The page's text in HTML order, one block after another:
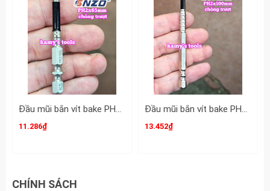
Đầu mũi bắn vít bake PH2 dài 65mm chống trượt SNZO SO-52206 (bán lẻ 1 cây)
11.286₫
Đầu mũi bắn vít bake PH2 dài 100mm chống trượt SNZO SO-52210 (bán lẻ 1 cây)
13.452₫
CHÍNH SÁCH